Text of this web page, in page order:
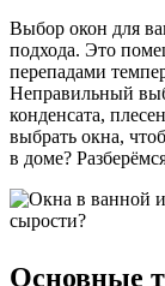
Выбор окон для
подхода. Это
перепадами
Неправильный
конденсата,
выбрать окна,
в доме?
Основные